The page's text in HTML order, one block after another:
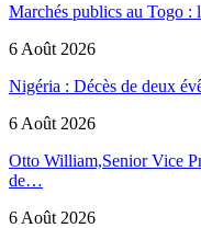
Marchés publics au Togo :
6 Août 2026
Nigéria : Décès de deux
6 Août 2026
Otto William,Senior Vice
de…
6 Août 2026